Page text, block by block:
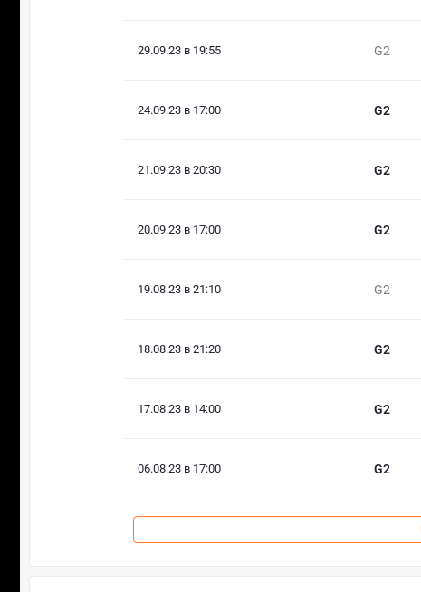
29.09.23 в 19:55 G2
24.09.23 в 17:00 G2
21.09.23 в 20:30 G2
20.09.23 в 17:00 G2
19.08.23 в 21:10 G2
18.08.23 в 21:20 G2
17.08.23 в 14:00 G2
06.08.23 в 17:00 G2